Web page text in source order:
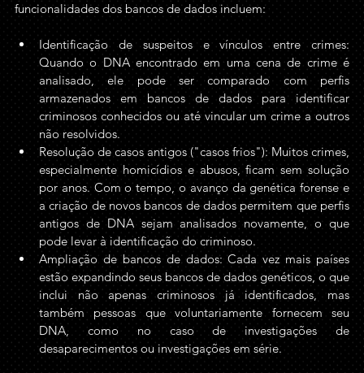
funcionalidades dos bancos de dados incluem:
Identificação de suspeitos e vínculos entre crimes:
Quando o DNA encontrado em uma cena de crime é
analisado, ele pode ser comparado com perfis
armazenados em bancos de dados para identificar
criminosos conhecidos ou até vincular um crime a outros
não resolvidos.
Resolução de casos antigos ("casos frios"): Muitos crimes,
especialmente homicídios e abusos, ficam sem solução
por anos. Com o tempo, o avanço da genética forense e
a criação de novos bancos de dados permitem que perfis
antigos de DNA sejam analisados novamente, o que
pode levar à identificação do criminoso.
Ampliação de bancos de dados: Cada vez mais países
estão expandindo seus bancos de dados genéticos, o que
inclui não apenas criminosos já identificados, mas
também pessoas que voluntariamente fornecem seu
DNA, como no caso de investigações de
desaparecimentos ou investigações em série.